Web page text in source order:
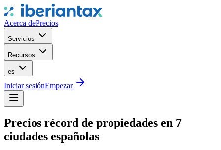
Acerca dePrecios
Servicios
Recursos
es
Iniciar sesiónEmpezar
Precios récord de propiedades en 7
ciudades españolas